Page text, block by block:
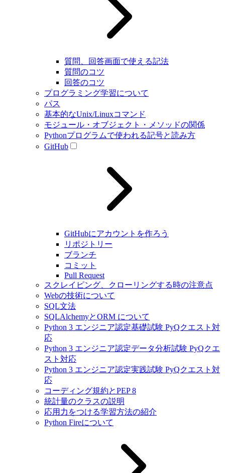
質問、回答画面で使える記法
質問のコツ
回答のコツ
プログラミング学習について
パス
基本的なUnix/Linuxコマンド
モジュール・オブジェクト・メソッドの関係
Pythonプログラムで使われる記号と読み方
GitHub
GitHubにアカウントを作ろう
リポジトリー
ブランチ
コミット
Pull Request
スクレイピング、クローリングする時の注意点
Webの技術について
SQL文法
SQLAlchemyとORM について
Python 3 エンジニア認定基礎試験 PyQクエスト対
応
Python 3 エンジニア認定データ分析試験 PyQクエ
スト対応
Python 3 エンジニア認定実践試験 PyQクエスト対
応
コーディング規約とPEP 8
統計量のクラスの説明
応用力をつける学習方法の紹介
Python Fireについて